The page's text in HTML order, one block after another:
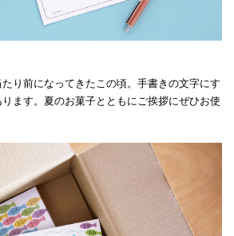
り前になってきたこの頃。手書きの文字にす
ます。夏のお菓子とともにご挨拶にぜひお使